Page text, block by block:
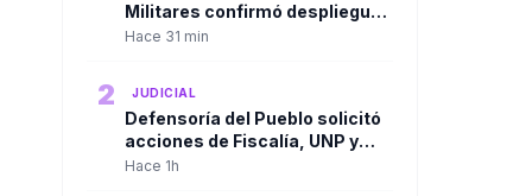
Militares confirmó despliegue
conjunto en Cali y el Valle del
Hace 31 min
2 JUDICIAL
Defensoría del Pueblo solicitó
acciones de Fiscalía, UNP y
plataformas digitales frente a
Hace 1h